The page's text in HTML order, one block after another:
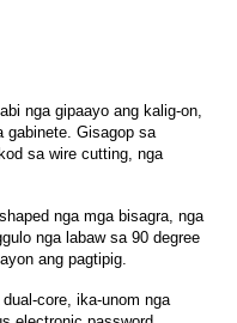
nga gipaayo ang kalig-on,
gabinete. Gisagop sa
sa wire cutting, nga
nga mga bisagra, nga
nga labaw sa 90 degree
​​ang pagtipig.
core, ika-unom nga